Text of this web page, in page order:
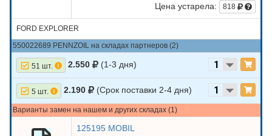
Цена устарела: 818
FORD EXPLORER
550022689 PENNZOIL на складах партнеров (2)
51 шт. 2.550 (1-3 дня)
5 шт. 2.190 (Срок поставки 2-4 дня)
Варианты замен на нашем и других складах (1)
125195 MOBIL